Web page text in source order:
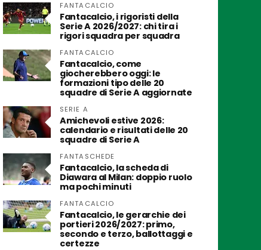
FANTACALCIO
Fantacalcio, i rigoristi della
Serie A 2026/2027: chi tira i
rigori squadra per squadra
FANTACALCIO
Fantacalcio, come
giocherebbero oggi: le
formazioni tipo delle 20
squadre di Serie A aggiornate
SERIE A
Amichevoli estive 2026:
calendario e risultati delle 20
squadre di Serie A
FANTASCHEDE
Fantacalcio, la scheda di
Diawara al Milan: doppio ruolo
ma pochi minuti
FANTACALCIO
Fantacalcio, le gerarchie dei
portieri 2026/2027: primo,
secondo e terzo, ballottaggi e
certezze